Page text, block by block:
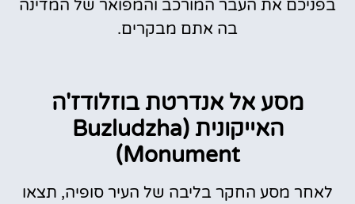
בפניכם את העבר המורכב והמפואר של המדינה
בה אתם מבקרים.
מסע אל אנדרטת בוזלודז'ה
האייקונית (Buzludzha
Monument)
לאחר מסע החקר בליבה של העיר סופיה, תצאו